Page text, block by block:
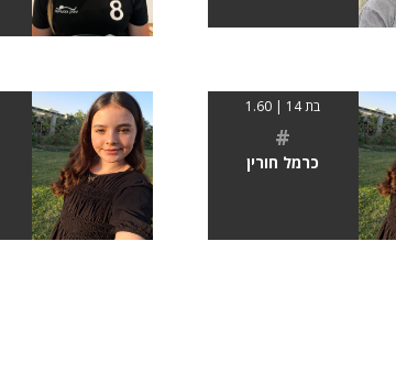
בת 14 | 1.60
#
כרמל חורין